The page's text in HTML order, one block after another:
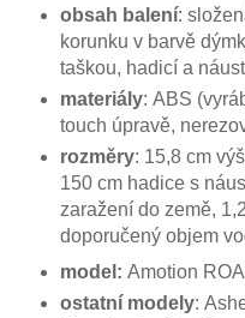
obsah balení:
korunku v barvě
taškou, hadicí a
materiály: ABS
touch úpravě,
rozměry: 15,8 cm
150 cm hadice s
zaražení do země,
doporučený objem
model: Amotion
ostatní modely: